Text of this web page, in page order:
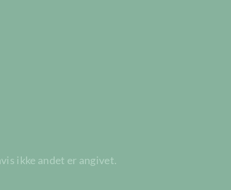
ikke andet er angivet.